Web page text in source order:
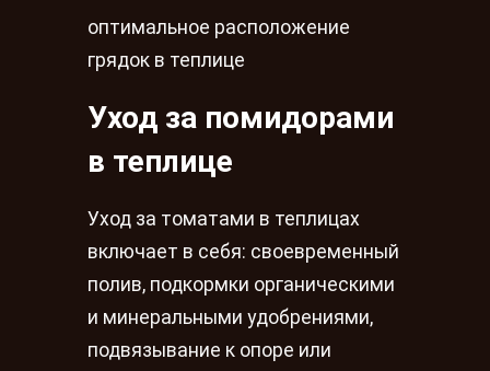
оптимальное расположение
грядок в теплице
Уход за помидорами
в теплице
Уход за томатами в теплицах
включает в себя: своевременный
полив, подкормки органическими
и минеральными удобрениями,
подвязывание к опоре или